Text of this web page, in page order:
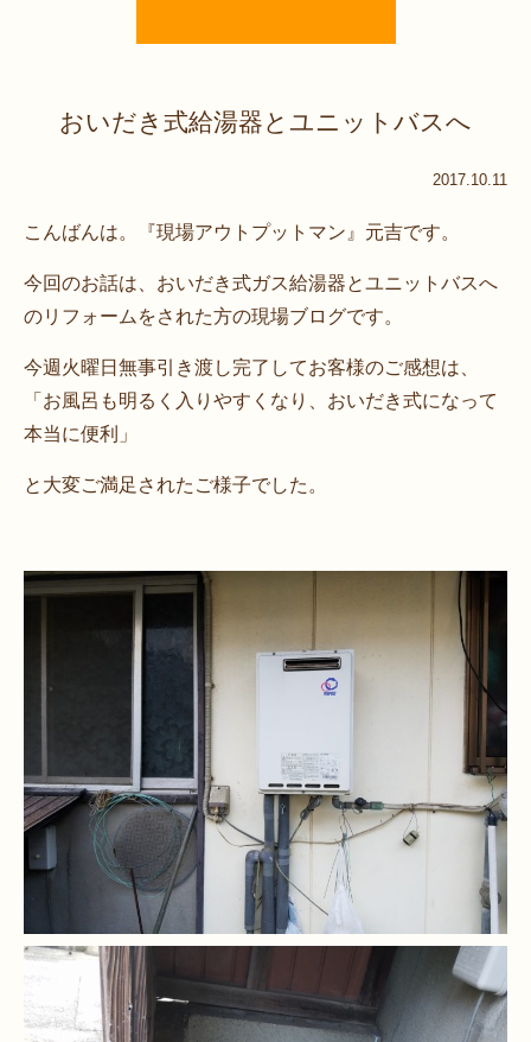
おいだき式給湯器とユニットバスへ
2017.10.11
こんばんは。『現場アウトプットマン』元吉です。
今回のお話は、おいだき式ガス給湯器とユニットバスへ
のリフォームをされた方の現場ブログです。
今週火曜日無事引き渡し完了してお客様のご感想は、
「お風呂も明るく入りやすくなり、おいだき式になって
本当に便利」
と大変ご満足されたご様子でした。